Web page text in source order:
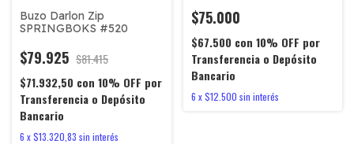
Buzo Darlon Zip
SPRINGBOKS #520
$79.925 $81.415
$71.932,50 con 10% OFF por
Transferencia o Depósito
Bancario
6 x$13.320,83 sin interés
$75.000
$67.500 con 10% OFF por
Transferencia o Depósito
Bancario
6 x$12.500 sin interés